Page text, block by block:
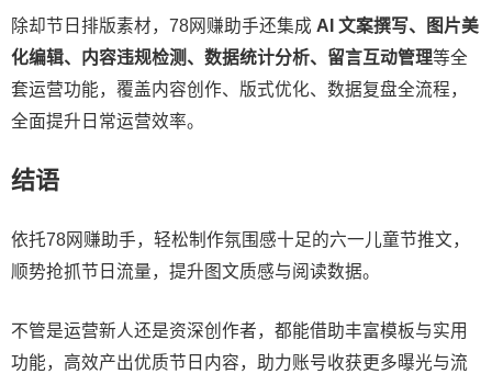
除却节日排版素材，78网赚助手还集成 AI 文案撰写、图片美
化编辑、内容违规检测、数据统计分析、留言互动管理等全
套运营功能，覆盖内容创作、版式优化、数据复盘全流程，
全面提升日常运营效率。
结语
依托78网赚助手，轻松制作氛围感十足的六一儿童节推文，
顺势抢抓节日流量，提升图文质感与阅读数据。
不管是运营新人还是资深创作者，都能借助丰富模板与实用
功能，高效产出优质节日内容，助力账号收获更多曝光与流